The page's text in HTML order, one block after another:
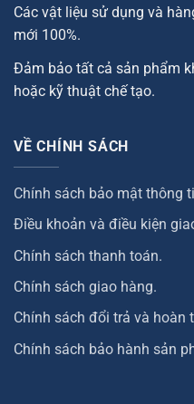
Các vật liệu sử dụng và
mới 100%.
Đảm bảo tất cả sản phẩm
hoặc kỹ thuật chế tạo.
VỀ CHÍNH SÁCH
Chính sách bảo mật thông
Điều khoản và điều kiện
Chính sách thanh toán.
Chính sách giao hàng.
Chính sách đổi trả và hoàn
Chính sách bảo hành sản